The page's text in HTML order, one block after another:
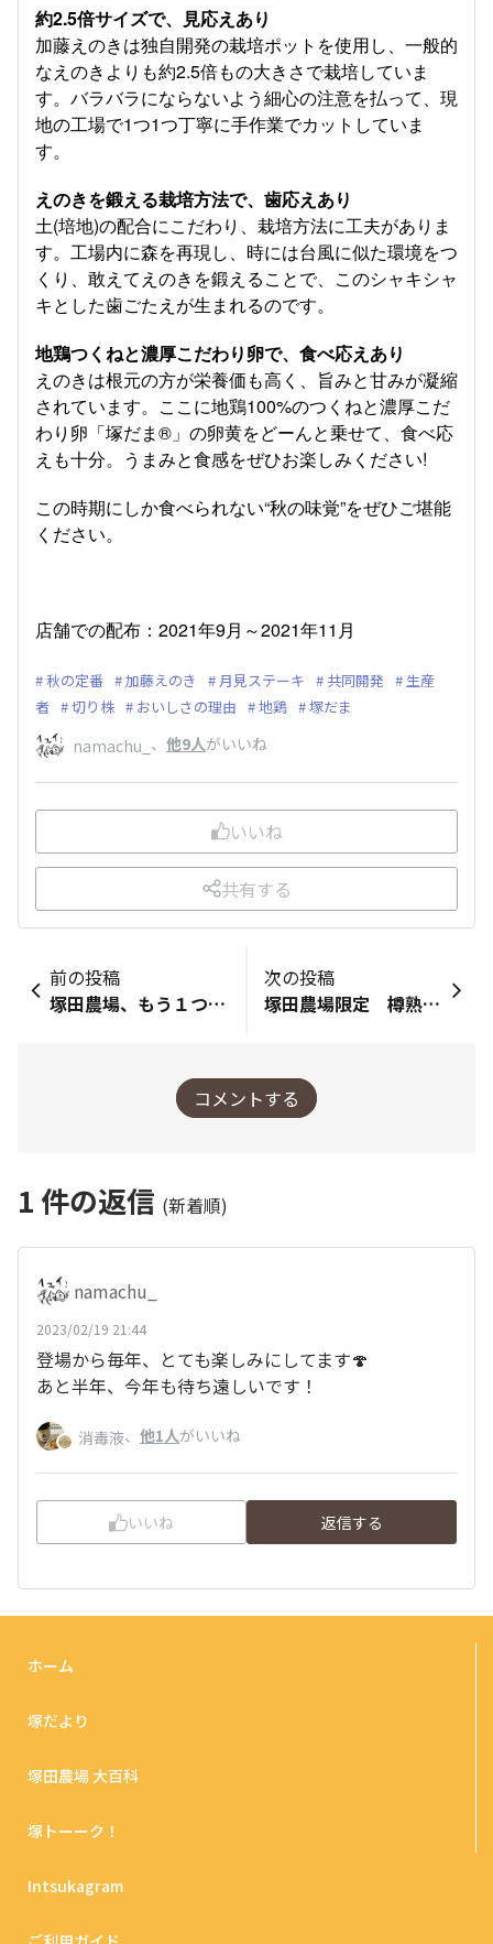
約2.5倍サイズで、見応えあり
加藤えのきは独自開発の栽培ポットを使用し、一般的
なえのきよりも約2.5倍もの大きさで栽培していま
す。バラバラにならないよう細心の注意を払って、現
地の工場で1つ1つ丁寧に手作業でカットしていま
す。
えのきを鍛える栽培方法で、歯応えあり
土(培地)の配合にこだわり、栽培方法に工夫がありま
す。工場内に森を再現し、時には台風に似た環境をつ
くり、敢えてえのきを鍛えることで、このシャキシャ
キとした歯ごたえが生まれるのです。
地鶏つくねと濃厚こだわり卵で、食べ応えあり
えのきは根元の方が栄養価も高く、旨みと甘みが凝縮
されています。ここに地鶏100%のつくねと濃厚こだ
わり卵「塚だま®」の卵黄をどーんと乗せて、食べ応
えも十分。うまみと食感をぜひお楽しみください!
この時期にしか食べられない“秋の味覚”をぜひご堪能
ください。
店舗での配布：2021年9月～2021年11月
秋の定番 加藤えのき 月見ステーキ 共同開発
生産
者
切り株 おいしさの理由 地鶏 塚だま
namachu_ 、 他9人がいいね
いいね
共有する
前の投稿
塚田農場、もう１つの故郷
次の投稿
塚田農場限定 樽熟成焼酎ハイボール
コメントする
1 件の返信 (新着順)
namachu_
2023/02/19 21:44
登場から毎年、とても楽しみにしてます🍄
あと半年、今年も待ち遠しいです！
消毒液、 他1人がいいね
いいね 返信する
ホーム
塚だより
塚田農場 大百科
塚トーーク！
Intsukagram